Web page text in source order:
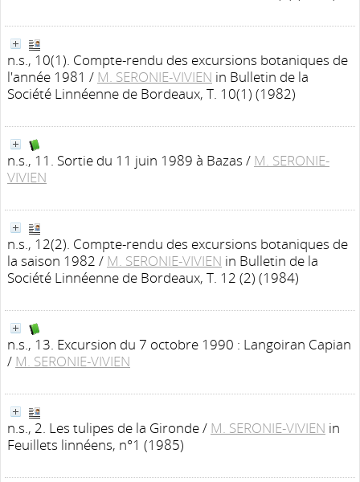
n.s., 10(1). Compte-rendu des excursions botaniques de
l'année 1981 / M. SERONIE-VIVIEN in Bulletin de la
Société Linnéenne de Bordeaux, T. 10(1) (1982)
n.s., 11. Sortie du 11 juin 1989 à Bazas / M. SERONIE-
VIVIEN
n.s., 12(2). Compte-rendu des excursions botaniques de
la saison 1982 / M. SERONIE-VIVIEN in Bulletin de la
Société Linnéenne de Bordeaux, T. 12 (2) (1984)
n.s., 13. Excursion du 7 octobre 1990 : Langoiran Capian
/ M. SERONIE-VIVIEN
n.s., 2. Les tulipes de la Gironde/ M. SERONIE-VIVIEN in
Feuillets linnéens, n°1 (1985)